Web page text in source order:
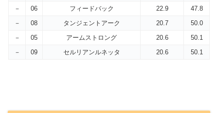
－
06 フィードバック 22.9
47.8
－
08 タンジェントアーク 20.7
50.0
－
05 アームストロング 20.6
50.1
－
09 セルリアンルネッタ 20.6 50.1